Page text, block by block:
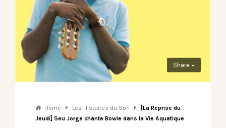
Share
Home Les Histoires du Son
[La Reprise du
Jeudi] Seu Jorge chante Bowie dans la Vie Aquatique